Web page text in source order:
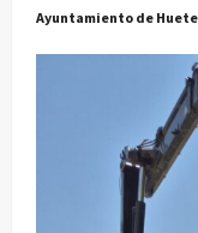
Ayuntamiento de Huete